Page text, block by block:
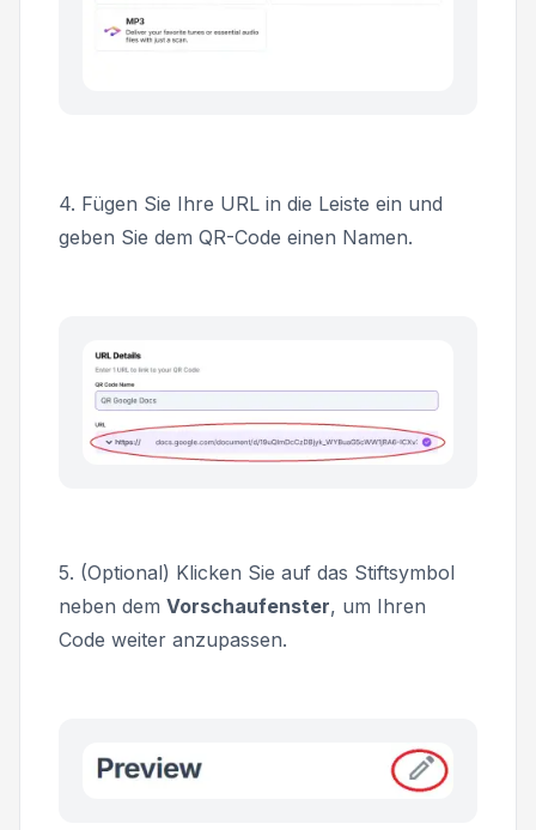
4. Fügen Sie Ihre URL in die Leiste ein und
geben Sie dem QR-Code einen Namen.
5. (Optional) Klicken Sie auf das Stiftsymbol
neben dem Vorschaufenster, um Ihren
Code weiter anzupassen.